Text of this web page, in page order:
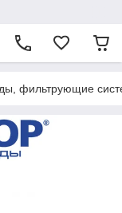
фильтрующие